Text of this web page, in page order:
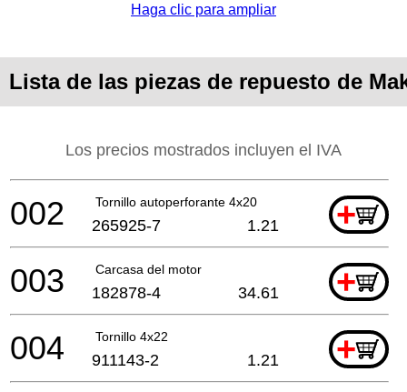
Haga clic para ampliar
Lista de las piezas de repuesto de
Los precios mostrados incluyen el IVA
Tornillo autoperforante 4x20 +
002 265925-7 1.21
Carcasa del motor +
003 182878-4 34.61
Tornillo 4x22 +
004 911143-2 1.21